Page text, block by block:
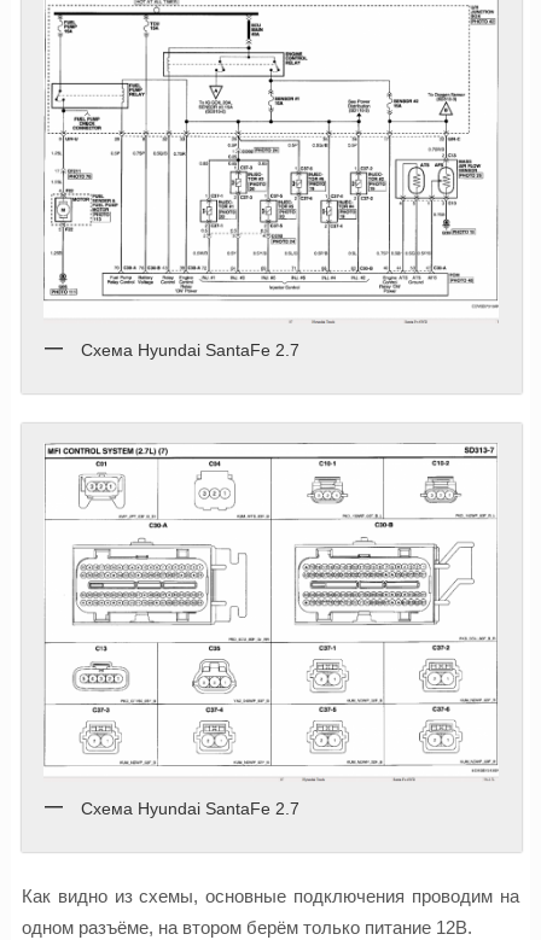
Схема Hyundai SantaFe 2.7
Схема Hyundai SantaFe 2.7
Как видно из схемы, основные подключения проводим на
одном разъёме, на втором берём только питание 12В.